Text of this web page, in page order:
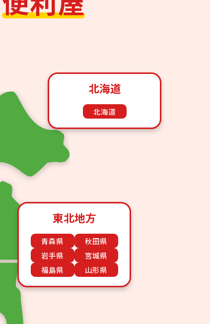
北海道
北海道
東北地方
青森県
秋田県
岩手県
宮城県
福島県
山形県